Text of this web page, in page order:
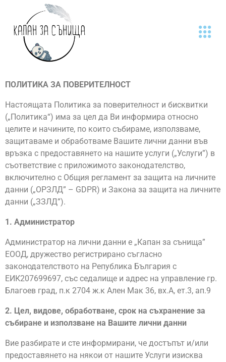
ПОЛИТИКА ЗА ПОВЕРИТЕЛНОСТ
Настоящата Политика за поверителност и бисквитки
(„Политика“) има за цел да Ви информира относно
целите и начините, по които събираме, използваме,
защитаваме и обработваме Вашите лични данни във
връзка с предоставянето на нашите услуги („Услуги”) в
съответствие с приложимото законодателство,
включително с Общия регламент за защита на личните
данни („ОРЗЛД” – GDPR) и Закона за защита на личните
данни („ЗЗЛД”).
1. Администратор
Администратор на лични данни е „Капан за сънища”
ЕООД, дружество регистрирано съгласно
законодателството на Република България с
ЕИК207699697, със седалище и адрес на управление гр.
Благоев град, п.к 2704 ж.к Ален Мак 36, вх.А, ет.3, ап.9
2. Цел, видове, обработване, срок на съхранение за
събиране и използване на Вашите лични данни
Вие разбирате и сте информирани, че достъпът и/или
предоставянето на някои от нашите Услуги изисква